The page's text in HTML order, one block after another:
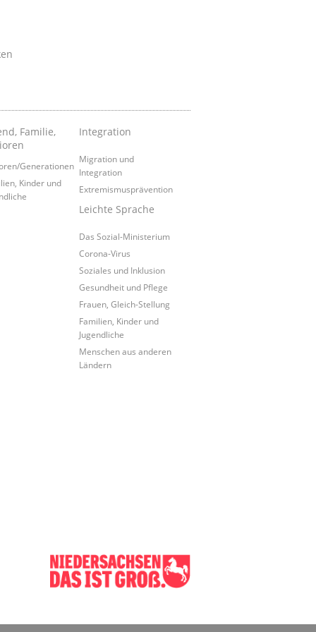
Familie,
Generationen
Kinder und
Integration
Migration und
Integration
Extremismusprävention
Leichte Sprache
Das Sozial-Ministerium
Corona-Virus
Soziales und Inklusion
Gesundheit und Pflege
Frauen, Gleich-Stellung
Familien, Kinder und
Jugendliche
Menschen aus anderen
Ländern